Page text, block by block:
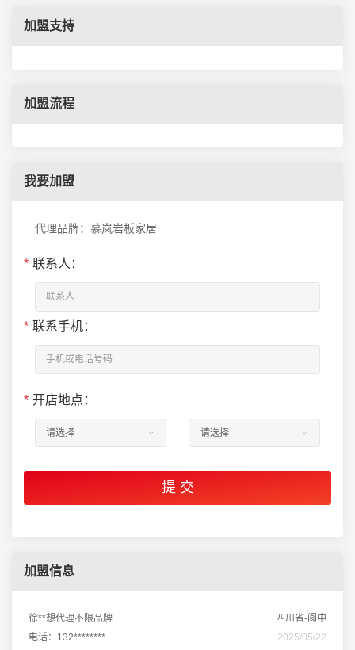
加盟支持
加盟流程
我要加盟
代理品牌：慕岚岩板家居
* 联系人：
* 联系手机：
* 开店地点：
加盟信息
徐**想代理不限品牌
四川省-阆中
电话：132********
2025/05/22